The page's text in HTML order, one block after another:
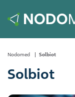
Nodomed Solbiot
Solbiot